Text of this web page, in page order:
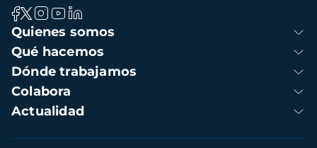
Navegación
principal
Quienes somos
Qué hacemos
Dónde trabajamos
Colabora
Actualidad